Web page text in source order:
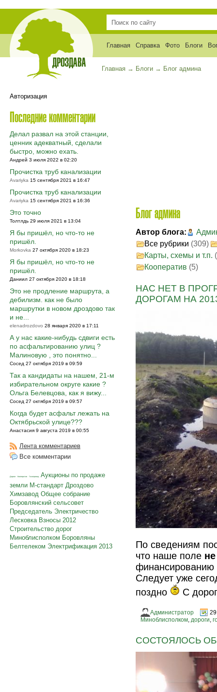
Главная Справка Фото Блоги
Авторизация
Главная → Блоги → Блог админа
Последние комментарии
Делал развал на этой станции,
ценник адекватный, сделали
быстро, можно ехать.
Андрей 3 июля 2022 в 02:20
Прочистка труб канализации
Avariyka 15 сентября 2021 в 16:47
Прочистка труб канализации
Avariyka 15 сентября 2021 в 16:36
Это точно
Толтлдь 29 июля 2021 в 13:04
Я бы пришёл, но что-то не
пришёл.
Morkovka 27 октября 2020 в 18:23
Я бы пришёл, но что-то не
пришёл.
Даниил 27 октября 2020 в 18:18
Это не продление маршрута, а
дебилизм. как не было
маршрутки в новом дроздово так
и не...
elenadrozdovo 28 января 2020 в 17:11
А у нас какие-нибудь сдвиги есть
по асфальтированию улиц ?
Малиновую , это понятно...
Сосед 27 октября 2019 в 09:59
Так а кандидаты на нашем, 21-м
избирательном округе какие ?
Ольга Белевцова, как я вижу...
Сосед 27 октября 2019 в 09:57
Когда будет асфальт лежать на
Октябрьской улице???
Анастасия 9 августа 2019 в 00:55
Лента комментариев
Все комментарии
Дороги Кооператив Газопровод
Аукционы по продаже
земли М-стандарт Дроздово
Химзавод Общее собрание
Боровлянский сельсовет
Председатель Электричество
Лесковка Взносы 2012
Строительство дорог
Миноблисполком Боровляны
Белтелеком Электрификация 2013
Блог админа
Автор блога:
Все рубрики (309)
Карты, схемы и т.п.
Кооператив (5)
НАС НЕТ В
ДОРОГАМ НА
По сведениям
что наше поле
финансированию
Следует уже
поздно
С
Администратор
Миноблисполком, дороги,
СОСТОЯЛОСЬ